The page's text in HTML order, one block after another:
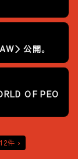
＞公開。
OF PEO
件 ›